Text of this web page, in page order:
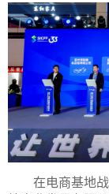
在电商基地